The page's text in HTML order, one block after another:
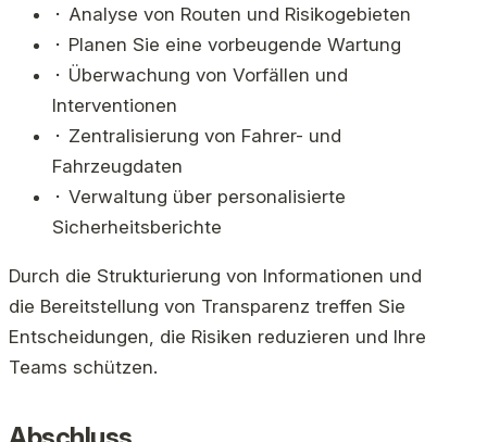
⬝ Analyse von Routen und Risikogebieten
⬝ Planen Sie eine vorbeugende Wartung
⬝ Überwachung von Vorfällen und
Interventionen
⬝ Zentralisierung von Fahrer- und
Fahrzeugdaten
⬝ Verwaltung über personalisierte
Sicherheitsberichte
Durch die Strukturierung von Informationen und
die Bereitstellung von Transparenz treffen Sie
Entscheidungen, die Risiken reduzieren und Ihre
Teams schützen.